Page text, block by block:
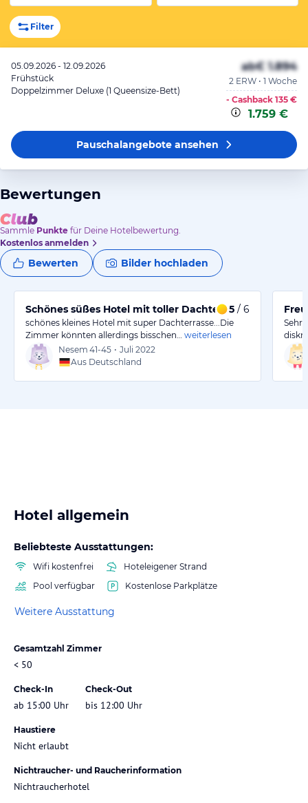
Filter
05.09.2026 - 12.09.2026
Frühstück
Doppelzimmer Deluxe (1 Queensize-Bett)
ab€ 1.894
2 ERW • 1 Woche
- Cashback 135 €
1.759 €
Pauschalangeboteansehen
Bewertungen
Sammle Punkte für Deine Hotelbewertung.
Kostenlos anmelden
Bewerten Bilder hochladen
Schönes süßes Hotel mit toller Dachterrasse...
5 / 6
schönes kleines Hotel mit super Dachterrasse...Die
Zimmer könnten allerdings bisschen…
weiterlesen
Nesem 41-45 • Juli 2022
Aus Deutschland
Sehr
Hotel allgemein
Beliebteste Ausstattungen:
Wifi kostenfrei
Hoteleigener Strand
Pool verfügbar
Kostenlose Parkplätze
Weitere Ausstattung
Gesamtzahl Zimmer
< 50
Check-In
ab 15:00 Uhr
Check-Out
bis 12:00 Uhr
Haustiere
Nicht erlaubt
Nichtraucher- und Raucherinformation
Nichtraucherhotel